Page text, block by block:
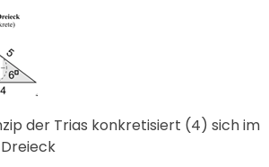
der Trias konkretisiert (4) sich im